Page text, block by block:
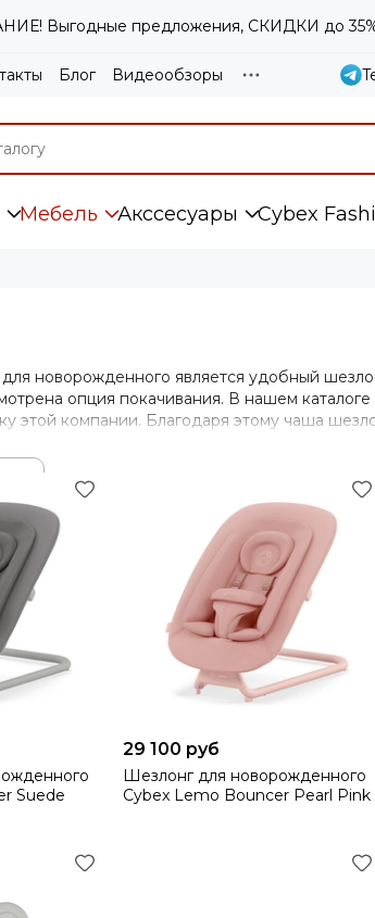
Выгодные предложения, СКИДКИ до
Блог Видеообзоры
Мебель Акссесуары Cybex
новорожденного является удобный
опция покачивания. В нашем
этой компании. Благодаря этому чаша
падения. Такой вариант используют даже с
Suede
29 100 руб
Шезлонг для новорожденного
Cybex Lemo Bouncer Pearl Pink